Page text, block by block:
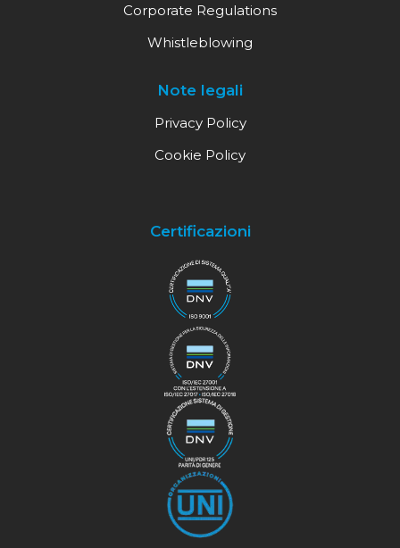
Corporate Regulations
Whistleblowing
Note legali
Privacy Policy
Cookie Policy
Certificazioni